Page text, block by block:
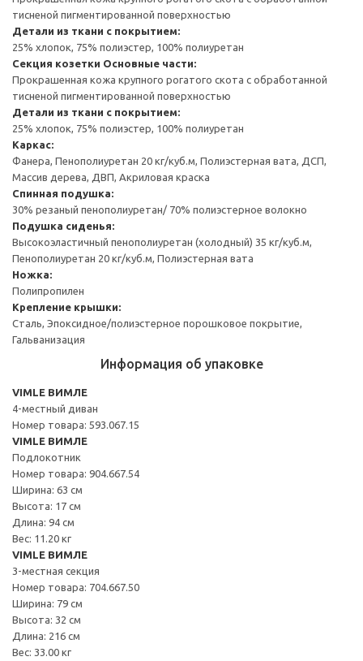
тисненой пигментированной поверхностью
Детали из ткани с покрытием:
25% хлопок, 75% полиэстер, 100% полиуретан
Секция козетки Основные части:
Прокрашенная кожа крупного рогатого скота с обработанной
тисненой пигментированной поверхностью
Детали из ткани с покрытием:
25% хлопок, 75% полиэстер, 100% полиуретан
Каркас:
Фанера, Пенополиуретан 20 кг/куб.м, Полиэстерная вата, ДСП,
Массив дерева, ДВП, Акриловая краска
Спинная подушка:
30% резаный пенополиуретан/ 70% полиэстерное волокно
Подушка сиденья:
Высокоэластичный пенополиуретан (холодный) 35 кг/куб.м,
Пенополиуретан 20 кг/куб.м, Полиэстерная вата
Ножка:
Полипропилен
Крепление крышки:
Сталь, Эпоксидное/полиэстерное порошковое покрытие,
Гальванизация
Информация об упаковке
VIMLE ВИМЛЕ
4-местный диван
Номер товара: 593.067.15
VIMLE ВИМЛЕ
Подлокотник
Номер товара: 904.667.54
Ширина: 63 см
Высота: 17 см
Длина: 94 см
Вес: 11.20 кг
VIMLE ВИМЛЕ
3-местная секция
Номер товара: 704.667.50
Ширина: 79 см
Высота: 32 см
Длина: 216 см
Вес: 33.00 кг